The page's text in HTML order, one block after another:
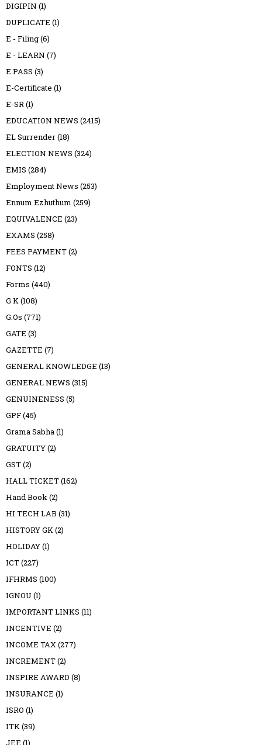
DIGIPIN (1)
DUPLICATE (1)
E - Filing(6)
E - LEARN (7)
E PASS (3)
E-Certificate (1)
E-SR(1)
EDUCATION NEWS (2415)
EL Surrender(18)
ELECTION NEWS (324)
EMIS (284)
Employment News (253)
Ennum Ezhuthum (259)
EQUIVALENCE (23)
EXAMS (258)
FEES PAYMENT(2)
FONTS (12)
Forms (440)
G K(108)
G.Os (771)
GATE (3)
GAZETTE (7)
GENERAL KNOWLEDGE (13)
GENERAL NEWS (315)
GENUINENESS (5)
GPF(45)
Grama Sabha(1)
GRATUITY(2)
GST(2)
HALL TICKET(162)
Hand Book(2)
HI TECH LAB (31)
HISTORY GK(2)
HOLIDAY(1)
ICT(227)
IFHRMS (100)
IGNOU (1)
IMPORTANT LINKS (11)
INCENTIVE (2)
INCOME TAX(277)
INCREMENT(2)
INSPIRE AWARD (8)
INSURANCE (1)
ISRO (1)
ITK(39)